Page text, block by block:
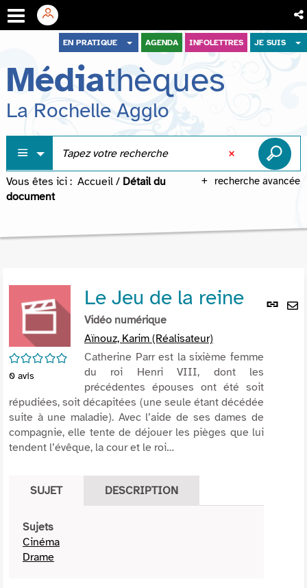
menu
contenu
recherche
EN PRATIQUE AGENDA INFOLETTRES JE SUIS
Médiathèques
La Rochelle Agglo
recherche avancée
Vous êtes ici : Accueil / Détail du
document
Lien
/5
0 avis
Le Jeu de la reine
Vidéo numérique
Aïnouz, Karim (Réalisateur)
Catherine Parr est la sixième femme
du roi Henri VIII, dont les
précédentes épouses ont été soit
répudiées, soit décapitées (une seule étant décédée
suite à une maladie). Avec l’aide de ses dames de
compagnie, elle tente de déjouer les pièges que lui
tendent l’évêque, la cour et le roi…
SUJET DESCRIPTION
Sujets
Cinéma
Drame